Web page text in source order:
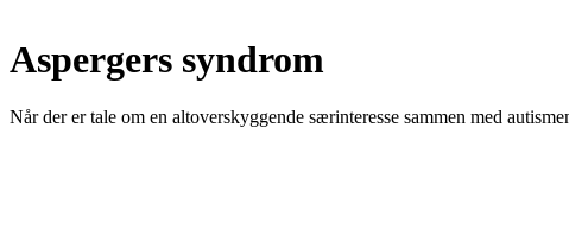
Aspergers syndrom
Når der er tale om en altoverskyggende særinteresse sammen med